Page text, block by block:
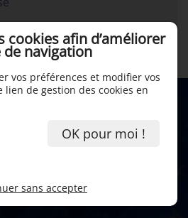
cookies afin d’améliorer
navigation
vos préférences et modifier vos
de gestion des cookies en
OK pour moi !
sans accepter